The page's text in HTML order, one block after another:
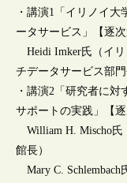
・講演1「イリノイ
ータサービス」【逐次
Heidi Imker氏（イ
チデータサービス部門
・講演2「研究者に対
サポートの実践」【逐
William H. Mischo氏
館長）
Mary C. Schlembach